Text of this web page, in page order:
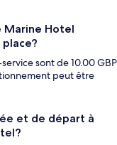
Marine Hotel
sont de 10.00 GBP
peut être
et de départ à